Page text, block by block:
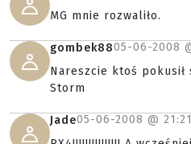
MG mnie rozwaliło.
gombek8805-06-2008
Nareszcie ktoś
Storm
Jade05-06-2008 @ 21:21